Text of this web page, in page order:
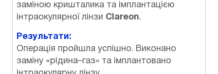
заміною кришталика та імплантацією
інтраокулярної лінзи Clareon.
Результати:
Операція пройшла успішно. Виконано
заміну «рідина–газ» та імплантовано